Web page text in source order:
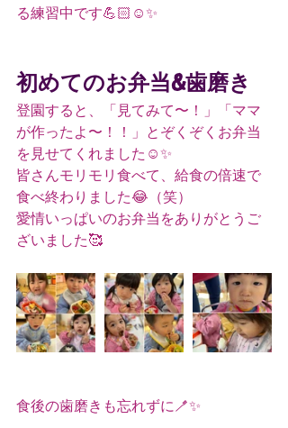
る練習中です💪🏻☺️✨
初めてのお弁当&歯磨き
登園すると、「見てみて〜！」「ママ
が作ったよ〜！！」とぞくぞくお弁当
を見せてくれました☺️✨
皆さんモリモリ食べて、給食の倍速で
食べ終わりました😂（笑）
愛情いっぱいのお弁当をありがとうご
ざいました🥰
食後の歯磨きも忘れずに🪥✨